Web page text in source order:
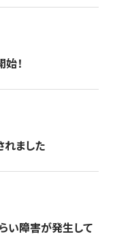
！
ました
い障害が発生して